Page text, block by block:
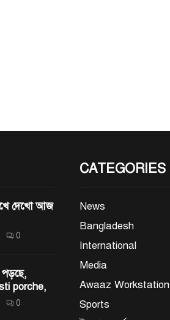
দেখো আজ
0
porche,
0
CATEGORIES
News
Bangladesh
International
Media
Awaaz Workstation
Sports